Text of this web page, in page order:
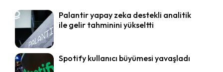
Palantir yapay zeka destekli analitik
ile gelir tahminini yükseltti
Spotify kullanıcı büyümesi yavaşladı